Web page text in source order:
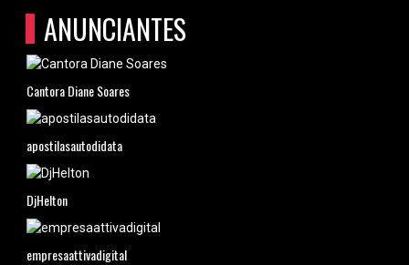
ANUNCIANTES
Cantora Diane Soares
apostilasautodidata
DjHelton
empresaattivadigital